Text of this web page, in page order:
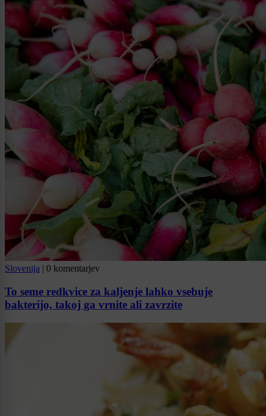
Slovenija | 0 komentarjev
To seme redkvice za kaljenje lahko vsebuje
bakterijo, takoj ga vrnite ali zavrzite